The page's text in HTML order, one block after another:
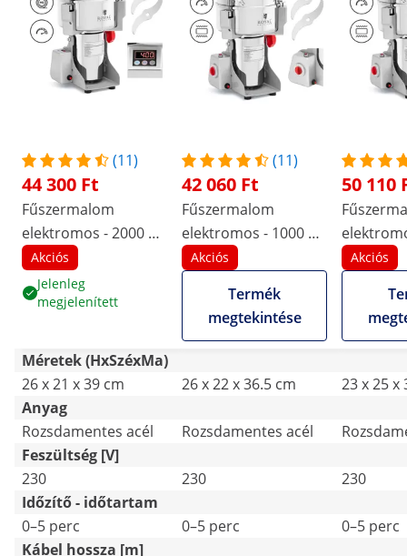
(11)
44 300 Ft
Fűszermalom
elektromos - 2000 g -
21 x 9.5 cm - 3400 W -
digitális - Royal
Catering
Akciós
Jelenleg
megjelenített
(11)
42 060 Ft
Fűszermalom
elektromos - 1000 g -
20 x 9 cm - 3000 W -
Royal Catering
Akciós
Termék
megtekintése
50 110
21 x 9.5
Royal
Akciós
Méretek (HxSzéxMa)
26 x 21 x 39 cm
26 x 22 x 36.5 cm
23 x 25 x
Anyag
Rozsdamentes acél
Rozsdamentes acél
Feszültség [V]
230
230
230
Időzítő - időtartam
0–5 perc
0–5 perc
0–5 perc
Kábel hossza [m]